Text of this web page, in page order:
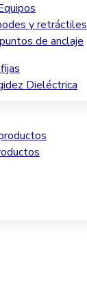
y retráctiles
de anclaje
Dieléctrica